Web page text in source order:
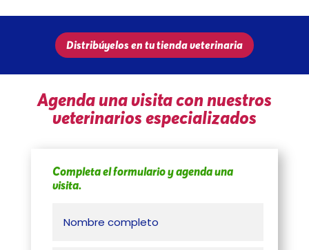
Distribúyelos en tu tienda veterinaria
Agenda una visita con nuestros
veterinarios especializados
Completa el formulario y agenda una
visita.